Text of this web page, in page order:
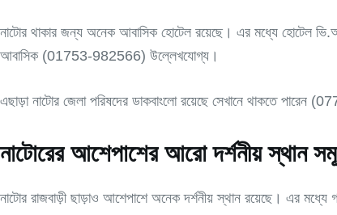
নাটোর থাকার জন্য অনেক আবাসিক হোটেল রয়েছে। এর মধ্যে
আবাসিক (01753-982566) উল্লেখযোগ্য।
এছাড়া নাটোর জেলা পরিষদের ডাকবাংলো রয়েছে সেখানে থাকতে পারেন
নাটোরের আশেপাশের আরো দর্শনীয় স্থান
নাটোর রাজবাড়ী ছাড়াও আশেপাশে অনেক দর্শনীয় স্থান রয়েছে। এর মধ্যে